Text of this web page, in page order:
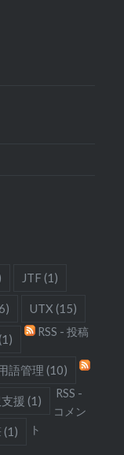
JTF(1)
UTX (15)
語管理 (10)
援 (1)
(1)
RSS - 投稿
RSS -
コメン
ト